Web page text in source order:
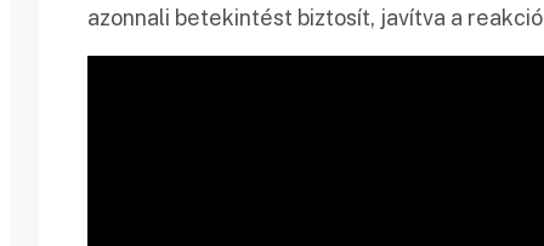
azonnali betekintést biztosít, javítva a